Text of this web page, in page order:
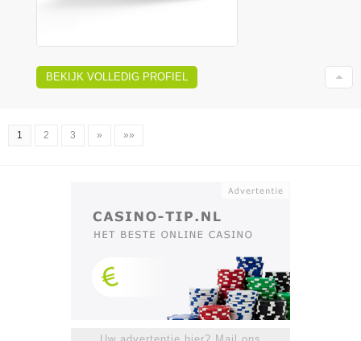
BEKIJK VOLLEDIG PROFIEL
1 2 3 » »»